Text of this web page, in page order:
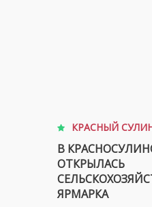
КРАСНЫЙ
В
ОТКРЫЛАСЬ
ЯРМАРКА